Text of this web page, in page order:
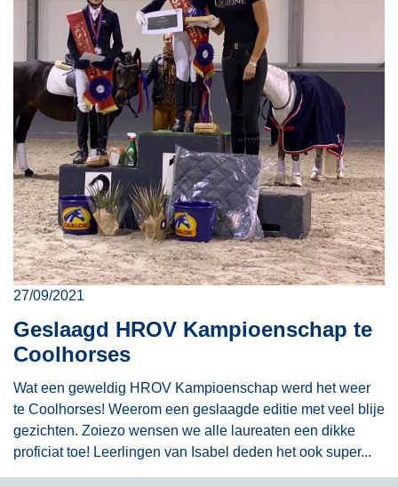
27/09/2021
Geslaagd HROV Kampioenschap te
Coolhorses
Wat een geweldig HROV Kampioenschap werd het weer
te Coolhorses! Weerom een geslaagde editie met veel blije
gezichten. Zoiezo wensen we alle laureaten een dikke
proficiat toe! Leerlingen van Isabel deden het ook super...